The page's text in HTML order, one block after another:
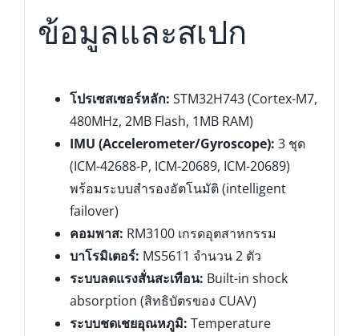
ข้อมูลและสเปก
โปรเซสเซอร์หลัก: STM32H743 (Cortex-M7,
480MHz, 2MB Flash, 1MB RAM)
IMU (Accelerometer/Gyroscope): 3 ชุด
(ICM-42688-P, ICM-20689, ICM-20689)
พร้อมระบบสำรองอัตโนมัติ (intelligent
failover)
คอมพาส: RM3100 เกรดอุตสาหกรรม
บาโรมิเตอร์: MS5611 จำนวน 2 ตัว
ระบบลดแรงสั่นสะเทือน: Built-in shock
absorption (สิทธิบัตรของ CUAV)
ระบบชดเชยอุณหภูมิ: Temperature